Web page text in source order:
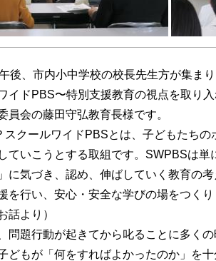
後、市内小中学校の校長先生方が集ま
イドPBS〜特別支援教育の視点を取り
員会の藤田守弘教育長様です。
スクールワイドPBSとは、子どもたち
ていこうとする取組です。SWPBSは
に気づき、認め、伸ばしていく教育の
を行い、安心・安全な学びの場をつくり
話より）
問題行動が起きてから叱ることに多く
どもが「何をすればよかったのか」を